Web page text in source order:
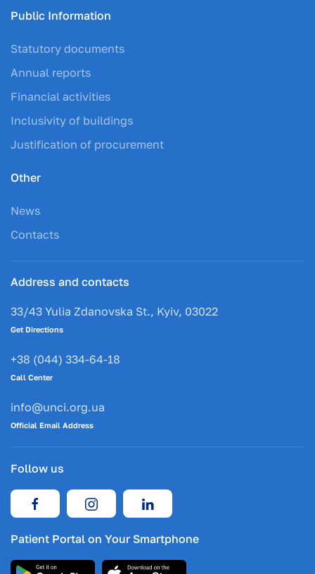
Public Information
Statutory documents
Annual reports
Financial activities
Inclusivity of buildings
Justification of procurement
Other
News
Contacts
Address and contacts
33/43 Yulia Zdanovska St., Kyiv, 03022
Get Directions
+38 (044) 334-64-18
Call Center
info@unci.org.ua
Official Email Address
Follow us
Patient Portal on Your Smartphone